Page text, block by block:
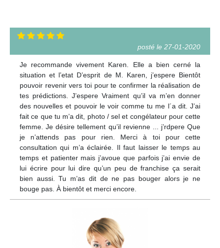
posté le 27-01-2020
Je recommande vivement Karen. Elle a bien cerné la
situation et l’etat D’esprit de M. Karen, j’espere Bientôt
pouvoir revenir vers toi pour te confirmer la réalisation de
tes prédictions. J’espere Vraiment qu’il va m’en donner
des nouvelles et pouvoir le voir comme tu me l´a dit. J’ai
fait ce que tu m’a dit, photo / sel et congélateur pour cette
femme. Je désire tellement qu’il revienne ... j’rdpere Que
je n’attends pas pour rien. Merci à toi pour cette
consultation qui m’a éclairée. Il faut laisser le temps au
temps et patienter mais j’avoue que parfois j’ai envie de
lui écrire pour lui dire qu’un peu de franchise ça serait
bien aussi. Tu m’as dit de ne pas bouger alors je ne
bouge pas. À bientôt et merci encore.